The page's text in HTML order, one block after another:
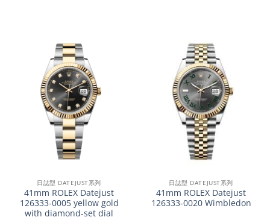
日誌型 DATEJUST系列
41mm ROLEX Datejust
126333-0005 yellow gold
with diamond-set dial
日誌型 DATEJUST系列
41mm ROLEX Datejust
126333-0020 Wimbledon